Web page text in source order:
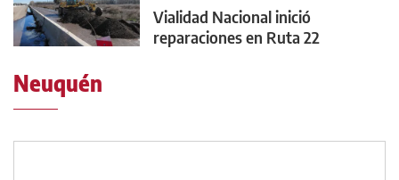
Vialidad Nacional inició
reparaciones en Ruta 22
Neuquén